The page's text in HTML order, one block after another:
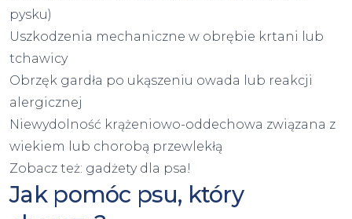
pysku)
Uszkodzenia mechaniczne w obrębie krtani lub
tchawicy
Obrzęk gardła po ukąszeniu owada lub reakcji
alergicznej
Niewydolność krążeniowo-oddechowa związana z
wiekiem lub chorobą przewlekłą
Zobacz też: gadżety dla psa!
Jak pomóc psu, który